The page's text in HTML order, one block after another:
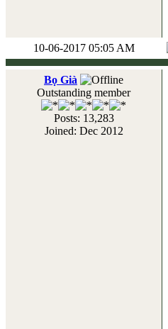
10-06-2017 05:05 AM
Bọ Già
Outstanding member
Posts: 13,283
Joined: Dec 2012